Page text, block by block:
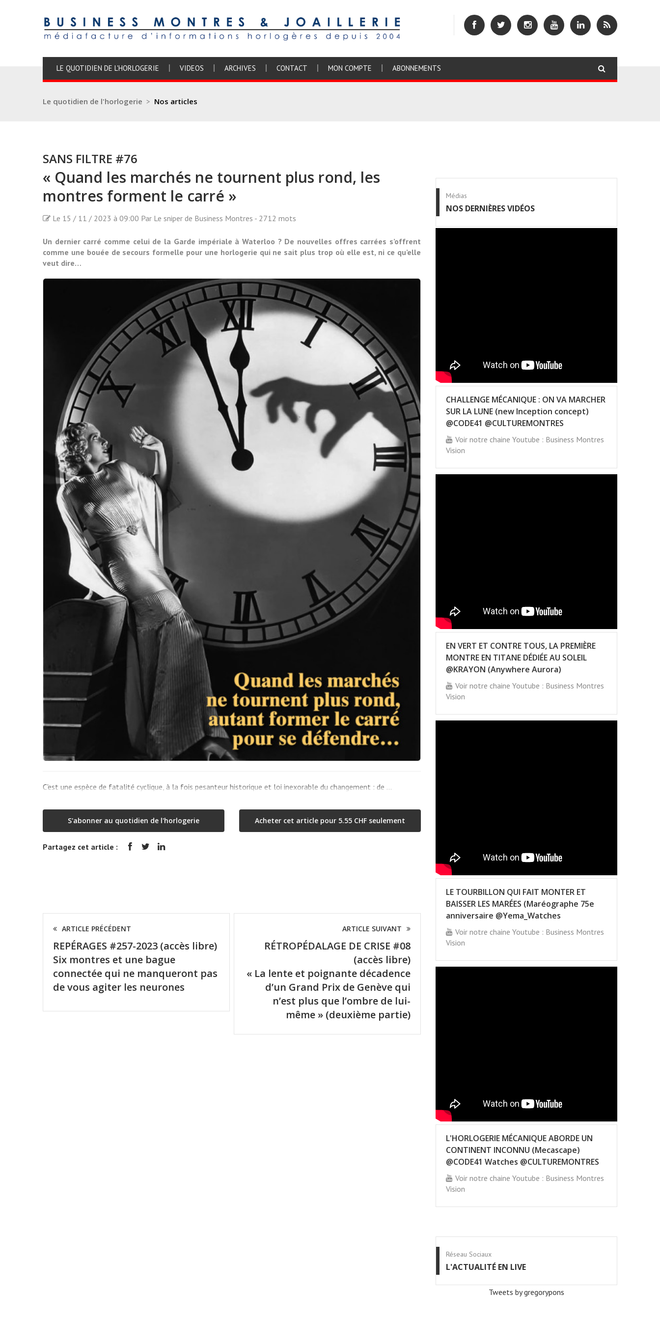
LE QUOTIDIEN DE L'HORLOGERIE VIDEOS ARCHIVES CONTACT MON COMPTE ABONNEMENTS
Le quotidien de l'horlogerie > Nos articles
SANS FILTRE #76
« Quand les marchés ne tournent plus rond, les
montres forment le carré »
Le 15 / 11 / 2023 à 09:00 Par Le sniper de Business Montres - 2712 mots
Un dernier carré comme celui de la Garde impériale à Waterloo ? De nouvelles offres carrées s’offrent
comme une bouée de secours formelle pour une horlogerie qui ne sait plus trop où elle est, ni ce qu’elle
veut dire…
C’est une espèce de fatalité cyclique, à la fois pesanteur historique et loi inexorable du changement : de …
S'abonner au quotidien de l'horlogerie Acheter cet article pour 5.55 CHF seulement
Partagez cet article :
ARTICLE PRÉCÉDENT
REPÉRAGES #257-2023 (accès libre)
Six montres et une bague
connectée qui ne manqueront pas
de vous agiter les neurones
ARTICLE SUIVANT
RÉTROPÉDALAGE DE CRISE #08
(accès libre)
« La lente et poignante décadence
d’un Grand Prix de Genève qui
n’est plus que l’ombre de lui-
même » (deuxième partie)
Médias
NOS DERNIÈRES VIDÉOS
CHALLENGE MÉCANIQUE : ON VA MARCHER
SUR LA LUNE (new Inception concept)
@CODE41 @CULTUREMONTRES
Voir notre chaine Youtube : Business Montres
Vision
EN VERT ET CONTRE TOUS, LA PREMIÈRE
MONTRE EN TITANE DÉDIÉE AU SOLEIL
@KRAYON (Anywhere Aurora)
Voir notre chaine Youtube : Business Montres
Vision
LE TOURBILLON QUI FAIT MONTER ET
BAISSER LES MARÉES (Maréographe 75e
anniversaire @Yema_Watches
Voir notre chaine Youtube : Business Montres
Vision
L'HORLOGERIE MÉCANIQUE ABORDE UN
CONTINENT INCONNU (Mecascape)
@CODE41 Watches @CULTUREMONTRES
Voir notre chaine Youtube : Business Montres
Vision
Réseau Sociaux
L'ACTUALITÉ EN LIVE
Tweets by gregorypons